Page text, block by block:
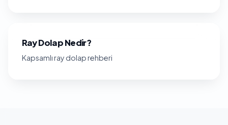
Ray Dolap Nedir?
Kapsamlı ray dolap rehberi